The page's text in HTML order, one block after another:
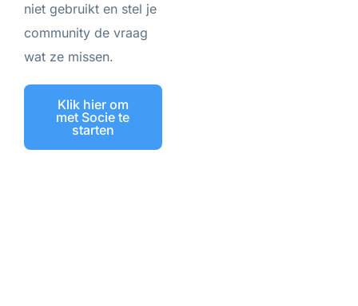
niet gebruikt en stel je
community de vraag
wat ze missen.
Klik hier om
met Socie te
starten